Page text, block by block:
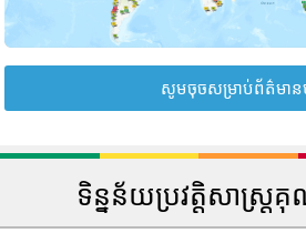
សូមចុចសម្រាប់ព័ត៌មាន
ទិន្នន័យប្រវត្តិសាស្រ្